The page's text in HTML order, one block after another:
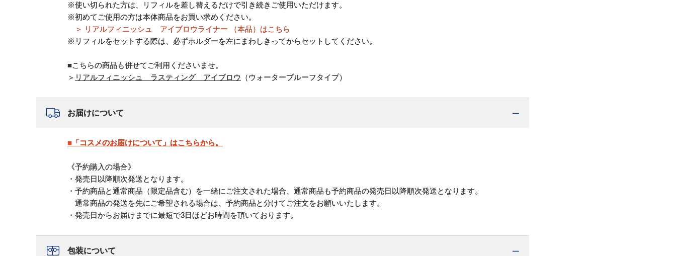
※使い切られた方は、リフィルを差し替えるだけで引き続きご使用いただけます。
※初めてご使用の方は本体商品をお買い求めください。
＞ リアルフィニッシュ アイブロウライナー （本品）はこちら
※リフィルをセットする際は、必ずホルダーを左にまわしきってからセットしてください。
■こちらの商品も併せてご利用くださいませ。
＞ リアルフィニッシュ ラスティング アイブロウ （ウォータープルーフタイプ）
お届けについて
■「コスメのお届けについて」はこちらから。
《予約購入の場合》
・発売日以降順次発送となります。
・予約商品と通常商品（限定品含む）を一緒にご注文された場合、通常商品も予約商品の発売日以降順次発送となります。
通常商品の発送を先にご希望される場合は、予約商品と分けてご注文をお願いいたします。
・発売日からお届けまでに最短で3日ほどお時間を頂いております。
包装について